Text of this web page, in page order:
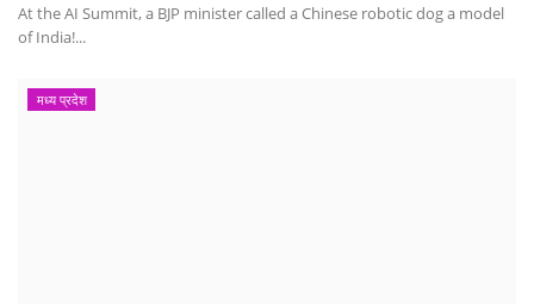
At the AI ​​Summit, a BJP minister called a Chinese robotic dog a model
of India!...
मध्य प्रदेश